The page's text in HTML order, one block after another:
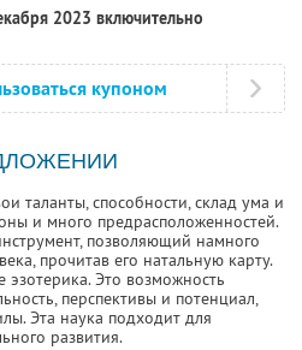
2023 включительно
купоном
таланты, способности, склад ума и
и много предрасположенностей.
позволяющий намного
прочитав его натальную карту.
Это возможность
перспективы и потенциал,
Эта наука подходит для
развития.